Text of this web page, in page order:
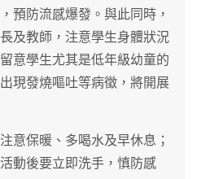
預防流感爆發。與此同時，
及教師，注意學生身體狀況
意學生尤其是低年級幼童的
現發燒嘔吐等病徵，將開展
意保暖、多喝水及早休息；
動後要立即洗手，慎防感